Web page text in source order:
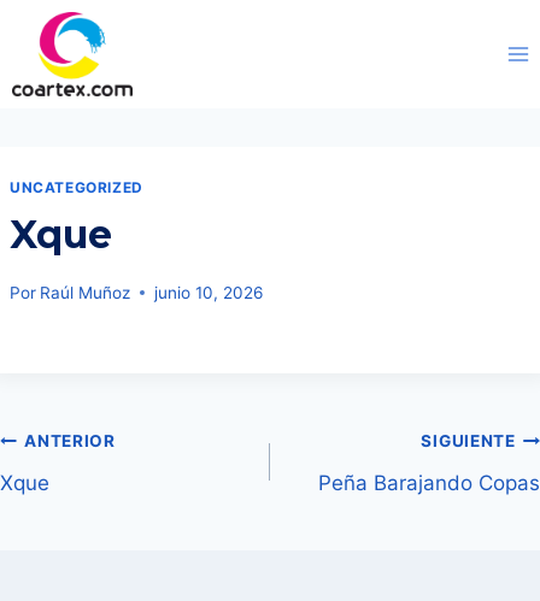
Saltar
contenido
UNCATEGORIZED
Xque
Por Raúl Muñoz junio 10, 2026
Navegación
de
ANTERIOR
Xque
SIGUIENTE
Peña Barajando Copas